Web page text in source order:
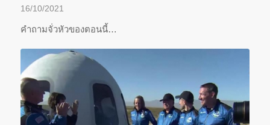
16/10/2021
คำถามจั่วหัวของตอนนี้…